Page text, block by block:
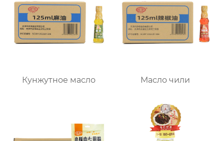
Кунжутное масло Масло чили